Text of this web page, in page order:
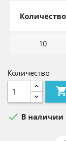
Количество
10
Количество

 В наличии